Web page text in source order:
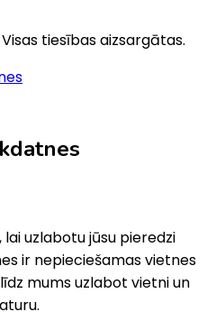
Visas tiesības aizsargātas.
uzlabotu jūsu pieredzi
ir nepieciešamas vietnes
mums uzlabot vietni un